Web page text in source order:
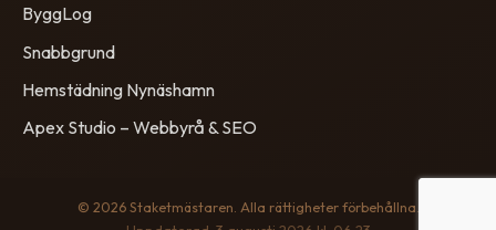
ByggLog
Snabbgrund
Hemstädning Nynäshamn
Apex Studio – Webbyrå & SEO
© 2026 Staketmästaren. Alla rättigheter förbehållna.